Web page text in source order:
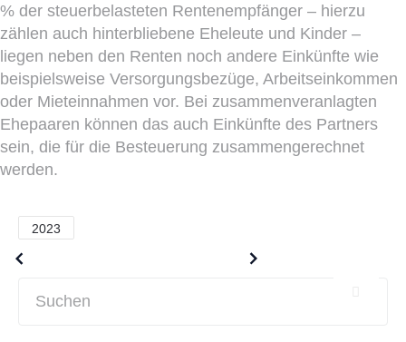
% der steuerbelasteten Rentenempfänger – hierzu
zählen auch hinterbliebene Eheleute und Kinder –
liegen neben den Renten noch andere Einkünfte wie
beispielsweise Versorgungsbezüge, Arbeitseinkommen
oder Mieteinnahmen vor. Bei zusammenveranlagten
Ehepaaren können das auch Einkünfte des Partners
sein, die für die Besteuerung zusammengerechnet
werden.
2023